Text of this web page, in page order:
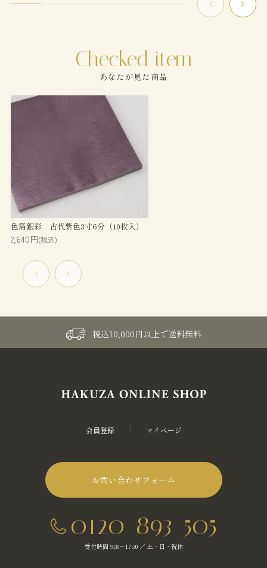
あなたが見た商品
色箔銀彩 古代紫色3寸6分（10枚入）
2,640円(税込)
税込10,000円以上で送料無料
会員登録 マイページ
お問い合わせフォーム
0120-893-505
受付時間 9:30～17:30 ／ 土・日・祝休